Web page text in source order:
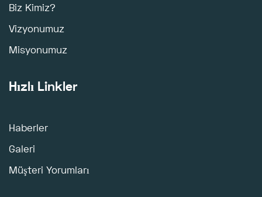
Biz Kimiz?
Vizyonumuz
Misyonumuz
Hızlı Linkler
Haberler
Galeri
Müşteri Yorumları